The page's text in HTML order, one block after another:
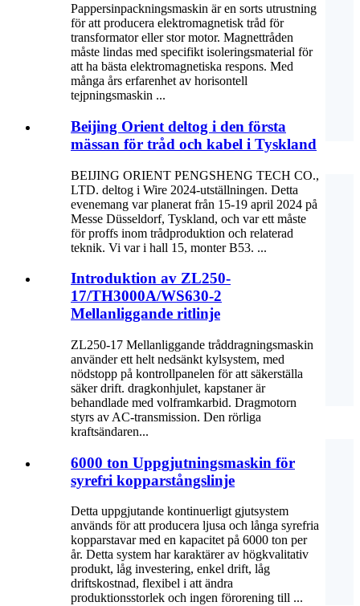
Pappersinpackningsmaskin är en sorts utrustning
för att producera elektromagnetisk tråd för
transformator eller stor motor. Magnettråden
måste lindas med specifikt isoleringsmaterial för
att ha bästa elektromagnetiska respons. Med
många års erfarenhet av horisontell
tejpningsmaskin ...
Beijing Orient deltog i den första
mässan för tråd och kabel i Tyskland
BEIJING ORIENT PENGSHENG TECH CO.,
LTD. deltog i Wire 2024-utställningen. Detta
evenemang var planerat från 15-19 april 2024 på
Messe Düsseldorf, Tyskland, och var ett måste
för proffs inom trådproduktion och relaterad
teknik. Vi var i hall 15, monter B53. ...
Introduktion av ZL250-
17/TH3000A/WS630-2
Mellanliggande ritlinje
ZL250-17 Mellanliggande tråddragningsmaskin
använder ett helt nedsänkt kylsystem, med
nödstopp på kontrollpanelen för att säkerställa
säker drift. dragkonhjulet, kapstaner är
behandlade med volframkarbid. Dragmotorn
styrs av AC-transmission. Den rörliga
kraftsändaren...
6000 ton Uppgjutningsmaskin för
syrefri kopparstångslinje
Detta uppgjutande kontinuerligt gjutsystem
används för att producera ljusa och långa syrefria
kopparstavar med en kapacitet på 6000 ton per
år. Detta system har karaktärer av högkvalitativ
produkt, låg investering, enkel drift, låg
driftskostnad, flexibel i att ändra
produktionsstorlek och ingen förorening till ...